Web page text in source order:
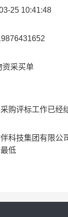
25 10:41:48
资采买单
购评标工作已经
科技集团有限公
低